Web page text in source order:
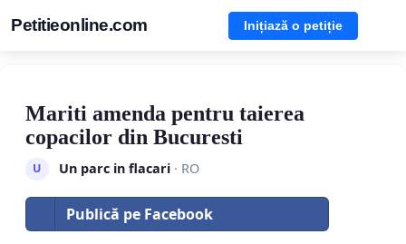
Petitieonline.com Inițiază o petiție
Mariti amenda pentru taierea
copacilor din Bucuresti
U Un parc in flacari· RO
Publică pe Facebook